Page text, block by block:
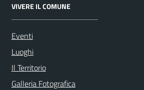
VIVERE IL COMUNE
Eventi
Luoghi
Il Territorio
Galleria Fotografica